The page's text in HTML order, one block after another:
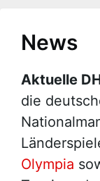
News
Aktuelle
die
Olympia